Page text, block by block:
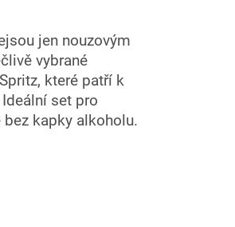
jen nouzovým
vybrané
které patří k
set pro
kapky alkoholu.